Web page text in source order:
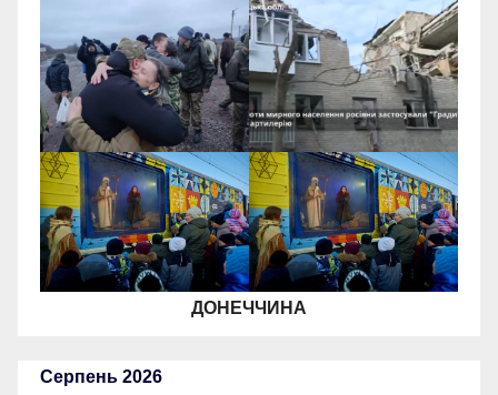
ДОНЕЧЧИНА
Серпень 2026